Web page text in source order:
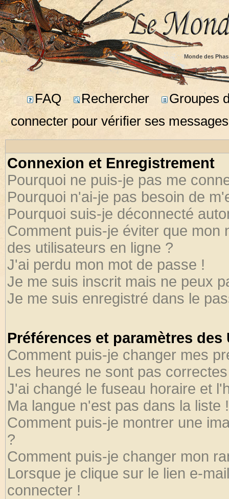
Monde des
FAQ Rechercher
Groupes
connecter pour vérifier ses
Connexion et Enregistrement
Pourquoi ne puis-je pas me
Pourquoi n'ai-je pas besoin de
Pourquoi suis-je déconnecté
Comment puis-je éviter que mon
des utilisateurs en ligne ?
J'ai perdu mon mot de passe !
Je me suis inscrit mais ne peux
Je me suis enregistré dans le
Préférences et paramètres
Comment puis-je changer mes
Les heures ne sont pas
J'ai changé le fuseau horaire et
Ma langue n'est pas dans la liste !
Comment puis-je montrer une
?
Comment puis-je changer mon
Lorsque je clique sur le lien e-
connecter !